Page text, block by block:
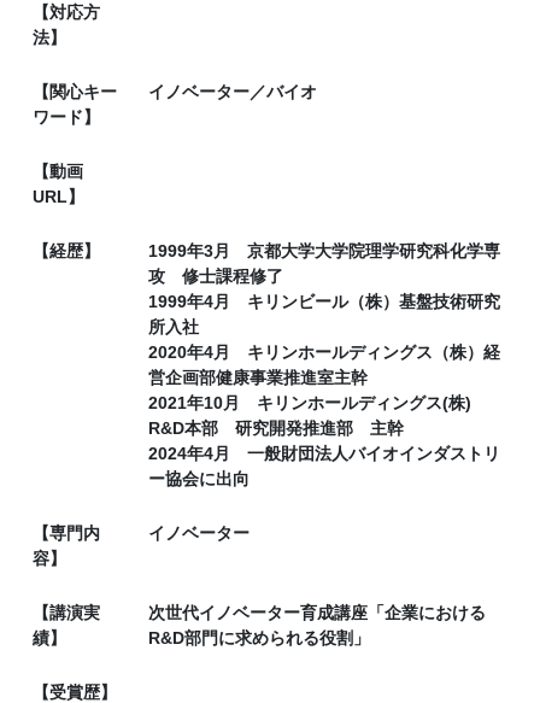
【対応方
法】
【関心キー
ワード】
イノベーター／バイオ
【動画
URL】
【経歴】
1999年3月 京都大学大学院理学研究科化学専
攻 修士課程修了
1999年4月 キリンビール（株）基盤技術研究
所入社
2020年4月 キリンホールディングス（株）経
営企画部健康事業推進室主幹
2021年10月 キリンホールディングス(株)
R&D本部 研究開発推進部 主幹
2024年4月 一般財団法人バイオインダストリ
ー協会に出向
【専門内
容】
イノベーター
【講演実
績】
次世代イノベーター育成講座「企業における
R&D部門に求められる役割」
【受賞歴】